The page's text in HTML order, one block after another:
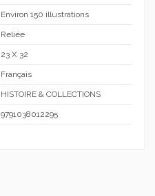
Environ 150 illustrations
Reliée
23 X 32
Français
HISTOIRE & COLLECTIONS
9791038012295